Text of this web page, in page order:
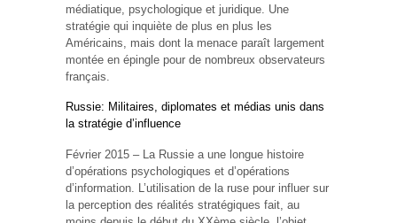
médiatique, psychologique et juridique. Une
stratégie qui inquiète de plus en plus les
Américains, mais dont la menace paraît largement
montée en épingle pour de nombreux observateurs
français.
Russie: Militaires, diplomates et médias unis dans
la stratégie d’influence
Février 2015 – La Russie a une longue histoire
d’opérations psychologiques et d’opérations
d’information. L’utilisation de la ruse pour influer sur
la perception des réalités stratégiques fait, au